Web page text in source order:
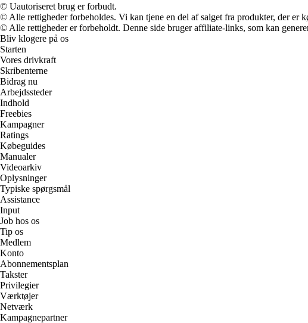
© Uautoriseret brug er forbudt.
© Alle rettigheder forbeholdes. Vi kan tjene en del af salget fra produkter, der er
© Alle rettigheder er forbeholdt. Denne side bruger affiliate-links, som kan
Bliv klogere på os
Starten
Vores drivkraft
Skribenterne
Bidrag nu
Arbejdssteder
Indhold
Freebies
Kampagner
Ratings
Købeguides
Manualer
Videoarkiv
Oplysninger
Typiske spørgsmål
Assistance
Input
Job hos os
Tip os
Medlem
Konto
Abonnementsplan
Takster
Privilegier
Værktøjer
Netværk
Kampagnepartner